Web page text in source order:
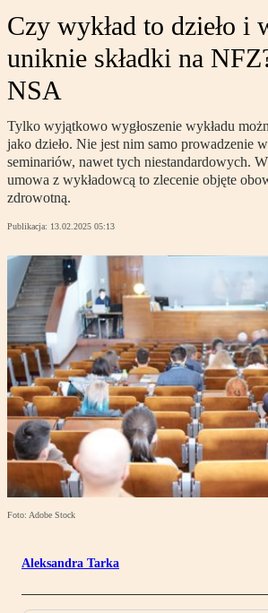
Czy wykład to dzieło i
uniknie składki na
NSA
Tylko wyjątkowo wygłoszenie wykładu
jako dzieło. Nie jest nim samo prowadzenie
seminariów, nawet tych niestandardowych.
umowa z wykładowcą to zlecenie objęte
zdrowotną.
Publikacja: 13.02.2025 05:13
Foto: Adobe Stock
Aleksandra Tarka